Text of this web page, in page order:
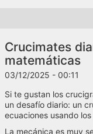
Crucimates
matemáticas
03/12/2025 - 00:11
Si te gustan los
un desafío diario: un
ecuaciones usando
La mecánica es muy